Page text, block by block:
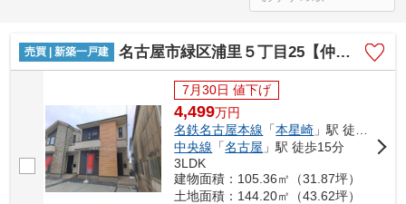
売買 | 新築一戸建 名古屋市緑区浦里５丁目25【仲介手数料無料】新築一戸建て 1号棟
7月30日 値下げ
4,499万円
名鉄名古屋本線 「本星崎 」駅 徒歩10分
中央線 「名古屋 」駅 徒歩15分
3LDK
建物面積：105.36㎡（31.87坪）
土地面積：144.20㎡（43.62坪）